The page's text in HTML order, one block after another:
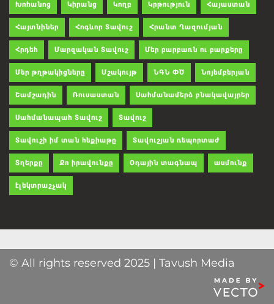
Խոհանոց Կիրանց Կողբ Կրթություն Հայաստան
Հայտնիներ Հոգևոր Տավուշ Հրանտ Ղազումյան
Հրդեհ Մարզական Տավուշ Մեր բարբառն ու բարքերը
Մեր թղթակիցները Մշակույթ ՆԳՆ ՓԾ Նոյեմբերյան
Շամշադին Ռուսաստան Սահմանամերձ բնակավայրեր
Սահմանապահ Տավուշ Տավուշ
Տավուշի իմ տան հեքիաթը Տավուշյան ռեպորտաժ
Տղերքը Քո իրավունքը Օդային տագնապ ասմունք
էլեկտրաշչակ
© All rights reserved 2025 | Tavush Media